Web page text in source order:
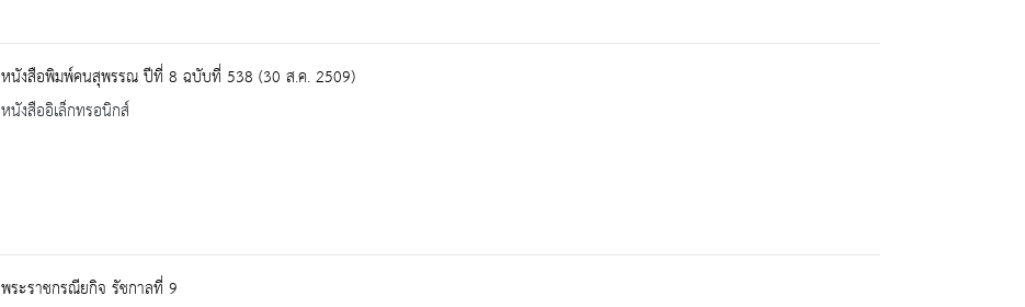
หนังสือพิมพ์คนสุพรรณ ปีที่ 8 ฉบับที่ 538 (30 ส.ค. 2509)
หนังสืออิเล็กทรอนิกส์
พระราชกรณียกิจ รัชกาลที่ 9